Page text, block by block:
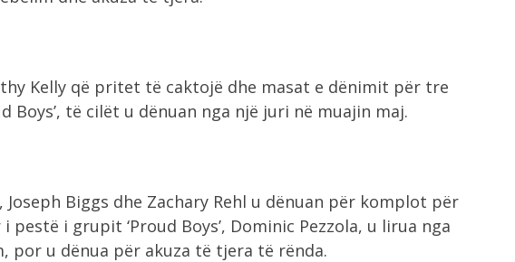
Kelly që pritet të caktojë dhe masat e dënimit për tre
Boys’, të cilët u dënuan nga një juri në muajin maj.
Biggs dhe Zachary Rehl u dënuan për komplot për
i grupit ‘Proud Boys’, Dominic Pezzola, u lirua nga
por u dënua për akuza të tjera të rënda.